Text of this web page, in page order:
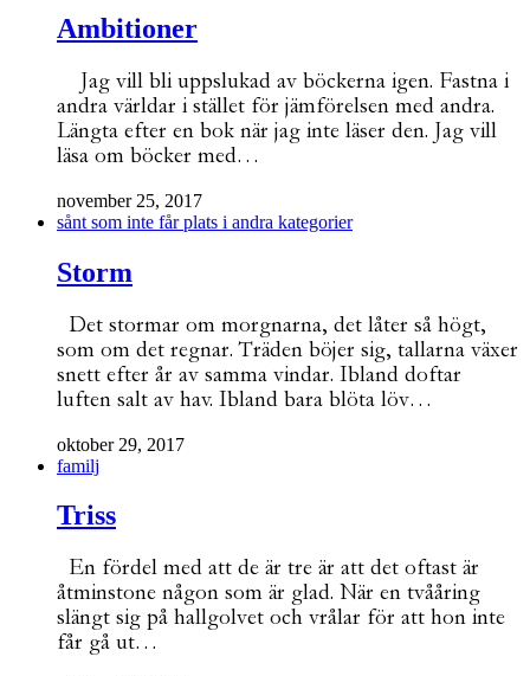
Ambitioner
Jag vill bli uppslukad av böckerna igen. Fastna i
andra världar i stället för jämförelsen med andra.
Längta efter en bok när jag inte läser den. Jag vill
läsa om böcker med…
november 25, 2017
sånt som inte får plats i andra kategorier
Storm
Det stormar om morgnarna, det låter så högt,
som om det regnar. Träden böjer sig, tallarna växer
snett efter år av samma vindar. Ibland doftar
luften salt av hav. Ibland bara blöta löv…
oktober 29, 2017
familj
Triss
En fördel med att de är tre är att det oftast är
åtminstone någon som är glad. När en tvååring
slängt sig på hallgolvet och vrålar för att hon inte
får gå ut…